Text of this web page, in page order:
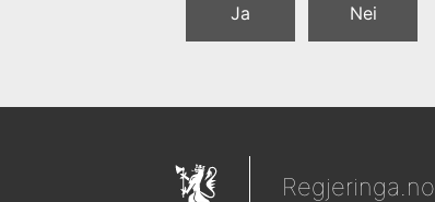
Ja Nei
Regjeringa.no